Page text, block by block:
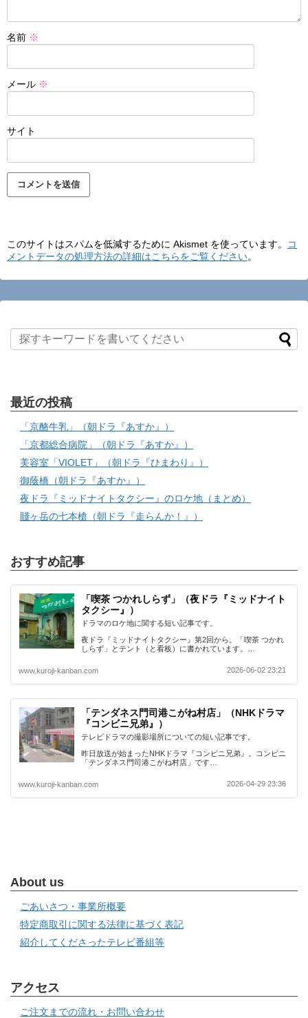
名前 ※
メール ※
サイト
このサイトはスパムを低減するために Akismet を使っています。
コ
メントデータの処理方法の詳細はこちらをご覧ください。
最近の投稿
「京酪牛乳」（朝ドラ『あすか』）
「京都総合病院」（朝ドラ『あすか』）
美容室「VIOLET」（朝ドラ『ひまわり』）
御蔭橋（朝ドラ『あすか』）
夜ドラ『ミッドナイトタクシー』のロケ地（まとめ）
賤ヶ岳の七本槍（朝ドラ『走らんか！』）
おすすめ記事
「喫茶 つかれしらず」（夜ドラ『ミッドナイト
タクシー』）
ドラマのロケ地に関する短い記事です。
夜ドラ『ミッドナイトタクシー』第2回から。「喫茶 つかれ
しらず」とテント（と看板）に書かれています。…
www.kuroji-kanban.com 2026-06-02 23:21
「テンダネス門司港こがね村店」（NHKドラマ
『コンビニ兄弟』）
テレビドラマの撮影場所についての短い記事です。
昨日放送が始まったNHKドラマ『コンビニ兄弟』。コンビニ
「テンダネス門司港こがね村店」です…
www.kuroji-kanban.com 2026-04-29 23:36
About us
ごあいさつ・事業所概要
特定商取引に関する法律に基づく表記
紹介してくださったテレビ番組等
アクセス
ご注文までの流れ・お問い合わせ